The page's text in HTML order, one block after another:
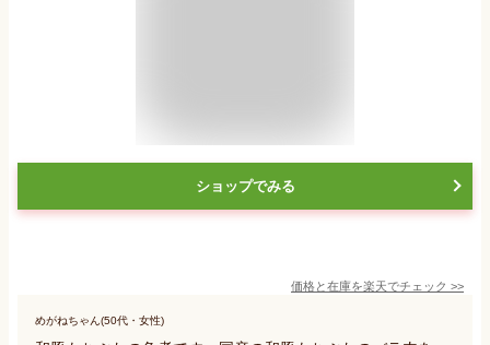
ショップでみる
価格と在庫を楽天でチェック >>
めがねちゃん(50代・女性)